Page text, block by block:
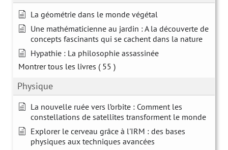
La géométrie dans le monde végétal
Une mathématicienne au jardin : A la découverte de
concepts fascinants qui se cachent dans la nature
Hypathie : La philosophie assassinée
Montrer tous les livres ( 55 )
Physique
La nouvelle ruée vers l’orbite : Comment les
constellations de satellites transforment le monde
Explorer le cerveau grâce à l'IRM : des bases
physiques aux techniques avancées